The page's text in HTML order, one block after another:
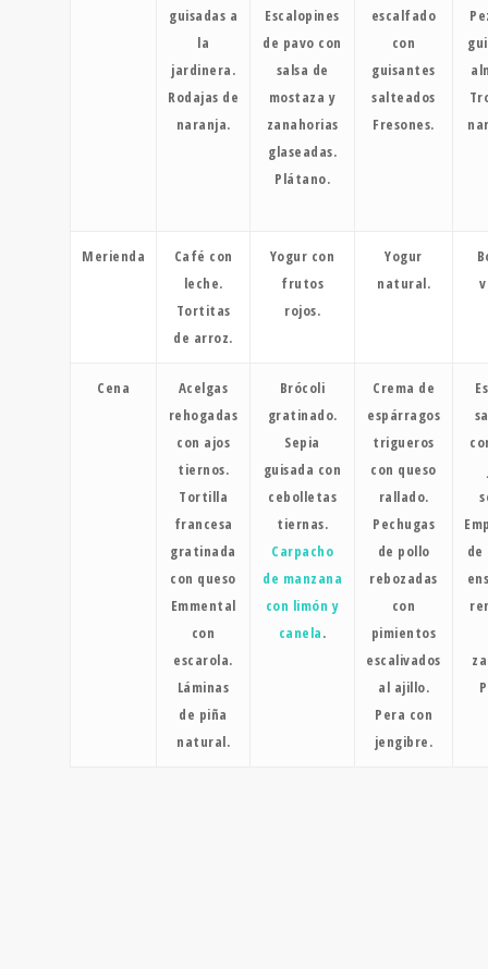
guisadas a
la
jardinera.
Rodajas de
naranja.
Escalopines
de pavo con
salsa de
mostaza y
zanahorias
glaseadas.
Plátano.
escalfado
con
guisantes
salteados
Fresones.
Merienda
Café con
leche.
Tortitas
de arroz.
Yogur con
frutos
rojos.
Yogur
natural.
Cena
Acelgas
rehogadas
con ajos
tiernos.
Tortilla
francesa
gratinada
con queso
Emmental
con
escarola.
Láminas
de piña
natural.
Brócoli
gratinado.
Sepia
guisada con
cebolletas
tiernas.
Carpacho
de manzana
con limón y
canela.
Crema de
espárragos
trigueros
con queso
rallado.
Pechugas
de pollo
rebozadas
con
pimientos
escalivados
al ajillo.
Pera con
jengibre.